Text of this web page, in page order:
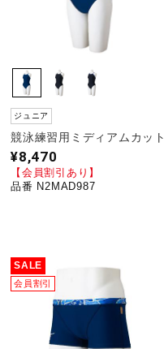
ジュニア
競泳練習用ミディアムカット
¥8,470
【会員割引あり】
品番 N2MAD987
SALE
会員割引